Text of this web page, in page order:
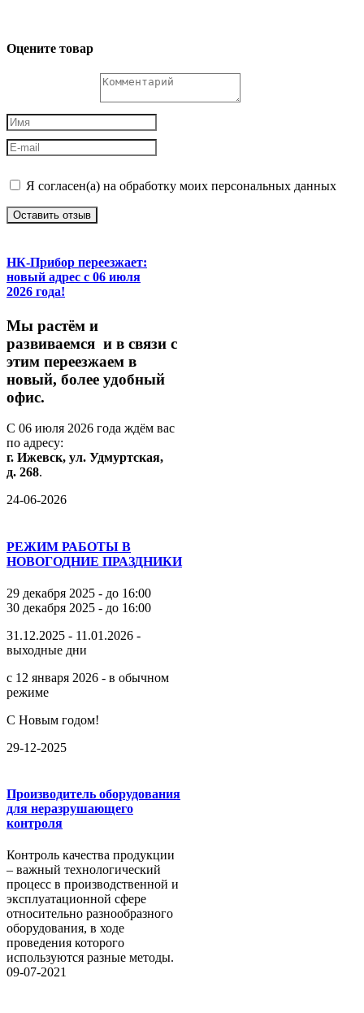
Оцените товар
Я согласен(а) на обработку моих персональных данных
Оставить отзыв
НК-Прибор переезжает:
новый адрес с 06 июля
2026 года!
Мы растём и
развиваемся и в связи с
этим переезжаем в
новый, более удобный
офис.
С 06 июля 2026 года ждём вас
по адресу:
г. Ижевск, ул. Удмуртская,
д. 268.
24-06-2026
РЕЖИМ РАБОТЫ В
НОВОГОДНИЕ ПРАЗДНИКИ
29 декабря 2025 - до 16:00
30 декабря 2025 - до 16:00
31.12.2025 - 11.01.2026 -
выходные дни
с 12 января 2026 - в обычном
режиме
С Новым годом!
29-12-2025
Производитель оборудования
для неразрушающего
контроля
Контроль качества продукции
– важный технологический
процесс в производственной и
эксплуатационной сфере
относительно разнообразного
оборудования, в ходе
проведения которого
используются разные методы.
09-07-2021